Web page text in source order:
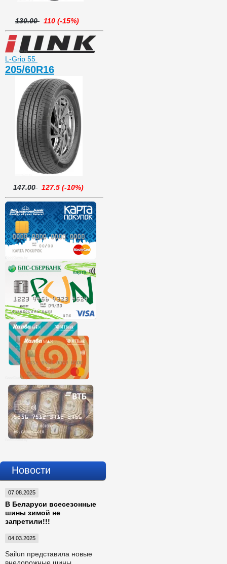
130.00 110 (-15%)
L-Grip 55
205/60R16
147.00 127.5 (-10%)
Новости
07.08.2025
В Беларуси всесезонные
шины зимой не
запретили!!!
04.03.2025
Sailun представила новые